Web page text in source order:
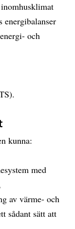
och
kunna:
med
av värme- och
sådant sätt att